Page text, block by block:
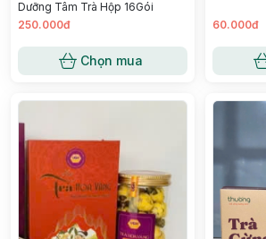
Dưỡng Tâm Trà Hộp 16Gói
250.000đ
Chọn mua
60.000đ